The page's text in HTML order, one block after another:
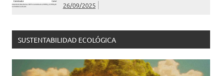
26/09/2025
SUSTENTABILIDAD ECOLÓGICA